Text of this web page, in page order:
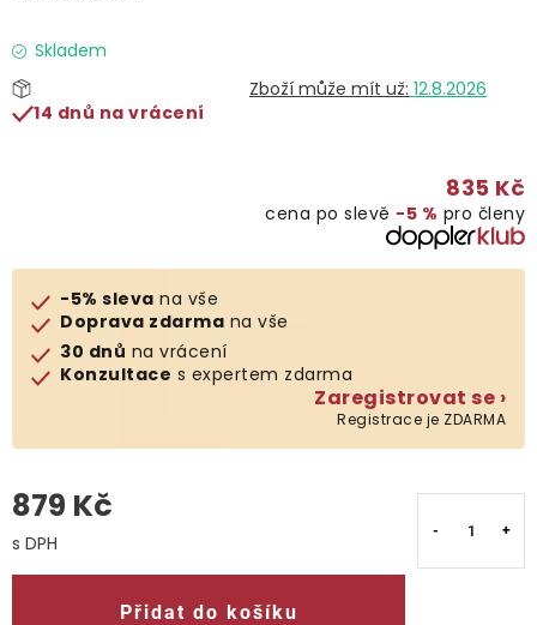
Deštníky
Gastro produkty
Klub výhod
Skladem
12.8.2026
14 dnů na vrácení
835 Kč
cena po slevě −5 % pro členy
-5% sleva na vše
Doprava zdarma na vše
30 dnů na vrácení
Konzultace s expertem zdarma
Zaregistrovat se ›
Registrace je ZDARMA
879 Kč
Přidat do košíku